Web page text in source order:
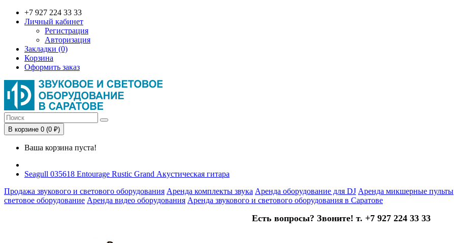
+7 927 224 33 33
Личный кабинет
Регистрация
Авторизация
Закладки (0)
Корзина
Оформить заказ
В корзине 0 (0 ₽)
Ваша корзина пуста!
Seagull 035618 Entourage Rustic Grand Акустическая гитара
Продажа звукового и светового оборудования Аренда комплекты звука Аренда оборудование для DJ Аренда микшерные пульты
световое оборудование Аренда видео оборудования Аренда звукового и светового оборудования в Саратове
Есть вопросы? Звоните! т. +7 927 224 33 33